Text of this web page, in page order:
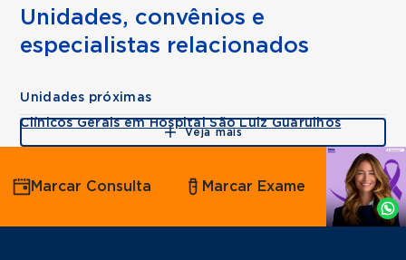
Unidades, convênios e
especialistas relacionados
Unidades próximas
Clínicos Gerais em Hospital São Luiz Guarulhos
Veja mais
Agende
por
Whatsapp
Marcar Consulta Marcar Exame